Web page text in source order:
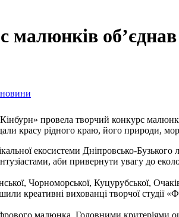
новини
провела творчий конкурс
красу рідного краю, його природи,
екосистеми Дніпровсько-
аби привернути увагу до
Чорноморської, Куцурубської,
креативні вихованці творчої студії
малюнка. Головними критеріями